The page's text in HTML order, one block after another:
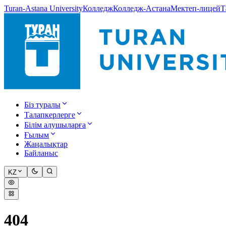
Turan-Astana UniversityКолледжКолледж-АстанаМектеп-лицей
Біз туралы
Талапкерлерге
Білім алушыларға
Ғылым
Жаңалықтар
Байланыс
KZ
404